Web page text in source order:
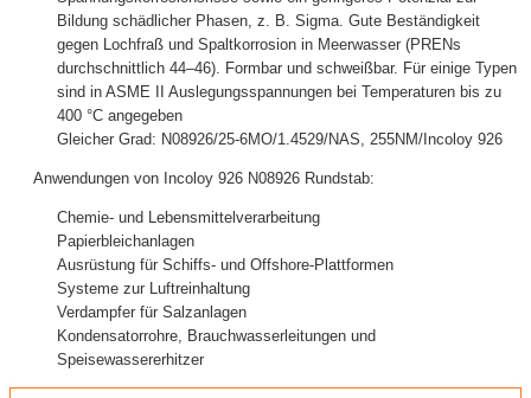
Bildung schädlicher Phasen, z. B. Sigma. Gute Beständigkeit
gegen Lochfraß und Spaltkorrosion in Meerwasser (PRENs
durchschnittlich 44–46). Formbar und schweißbar. Für einige Typen
sind in ASME II Auslegungsspannungen bei Temperaturen bis zu
400 °C angegeben
Gleicher Grad: N08926/25-6MO/1.4529/NAS, 255NM/Incoloy 926
Anwendungen von Incoloy 926 N08926 Rundstab:
Chemie- und Lebensmittelverarbeitung
Papierbleichanlagen
Ausrüstung für Schiffs- und Offshore-Plattformen
Systeme zur Luftreinhaltung
Verdampfer für Salzanlagen
Kondensatorrohre, Brauchwasserleitungen und
Speisewassererhitzer